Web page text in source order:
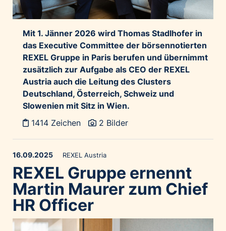
Mit 1. Jänner 2026 wird Thomas Stadlhofer in
das Executive Committee der börsennotierten
REXEL Gruppe in Paris berufen und übernimmt
zusätzlich zur Aufgabe als CEO der REXEL
Austria auch die Leitung des Clusters
Deutschland, Österreich, Schweiz und
Slowenien mit Sitz in Wien.
1414 Zeichen
2 Bilder
16.09.2025 REXEL Austria
REXEL Gruppe ernennt
Martin Maurer zum Chief
HR Officer